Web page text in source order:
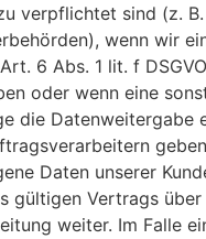
verpflichtet sind (z.
wenn wir
6 Abs. 1 lit. f
oder wenn eine
die Datenweitergabe
Daten unserer
gültigen Vertrags über
weiter. Im Falle